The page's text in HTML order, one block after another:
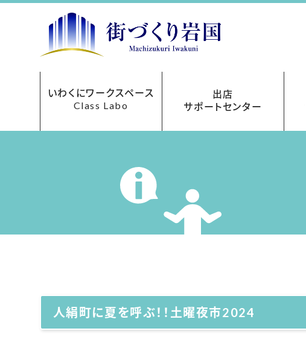
いわくにワークスペース
Class Labo
出店
サポートセンター
人絹町に夏を呼ぶ！！土曜夜市2024